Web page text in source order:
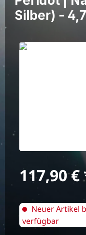
Silber) -
Bildergalerie
Regulärer Preis:
117,90 €
Neuer Artikel
verfügbar